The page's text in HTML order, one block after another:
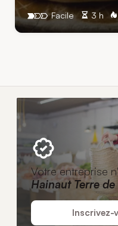
3 h
Facile
Votre entreprise
Hainaut Terre